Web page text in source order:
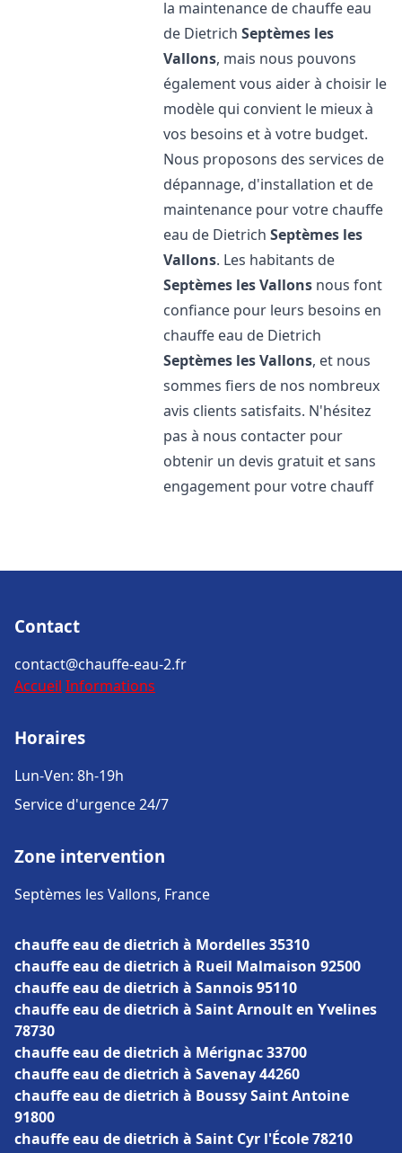
la maintenance de chauffe eau
de DietrichSeptèmes les
Vallons, mais nous pouvons
également vous aider à choisir le
modèle qui convient le mieux à
vos besoins et à votre budget.
Nous proposons des services de
dépannage, d'installation et de
maintenance pour votre chauffe
eau de DietrichSeptèmes les
Vallons. Les habitants de
Septèmes les Vallons nous font
confiance pour leurs besoins en
chauffe eau de Dietrich
Septèmes les Vallons, et nous
sommes fiers de nos nombreux
avis clients satisfaits. N'hésitez
pas à nous contacter pour
obtenir un devis gratuit et sans
engagement pour votre chauff
Contact
contact@chauffe-eau-2.fr
Accueil Informations
Horaires
Lun-Ven: 8h-19h
Service d'urgence 24/7
Zone intervention
Septèmes les Vallons, France
chauffe eau de dietrich à Mordelles 35310
chauffe eau de dietrich à Rueil Malmaison 92500
chauffe eau de dietrich à Sannois 95110
chauffe eau de dietrich à Saint Arnoult en Yvelines
78730
chauffe eau de dietrich à Mérignac 33700
chauffe eau de dietrich à Savenay 44260
chauffe eau de dietrich à Boussy Saint Antoine
91800
chauffe eau de dietrich à Saint Cyr l'École 78210